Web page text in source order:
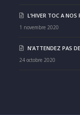
L’HIVER TOC A NOS
1 novembre 2020
N’ATTENDEZ PAS
24 octobre 2020